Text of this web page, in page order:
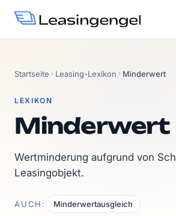
Startseite Leasing-Lexikon Minderwert
LEXIKON
Minderwert
Wertminderung aufgrund von
Leasingobjekt.
AUCH: Minderwertausgleich